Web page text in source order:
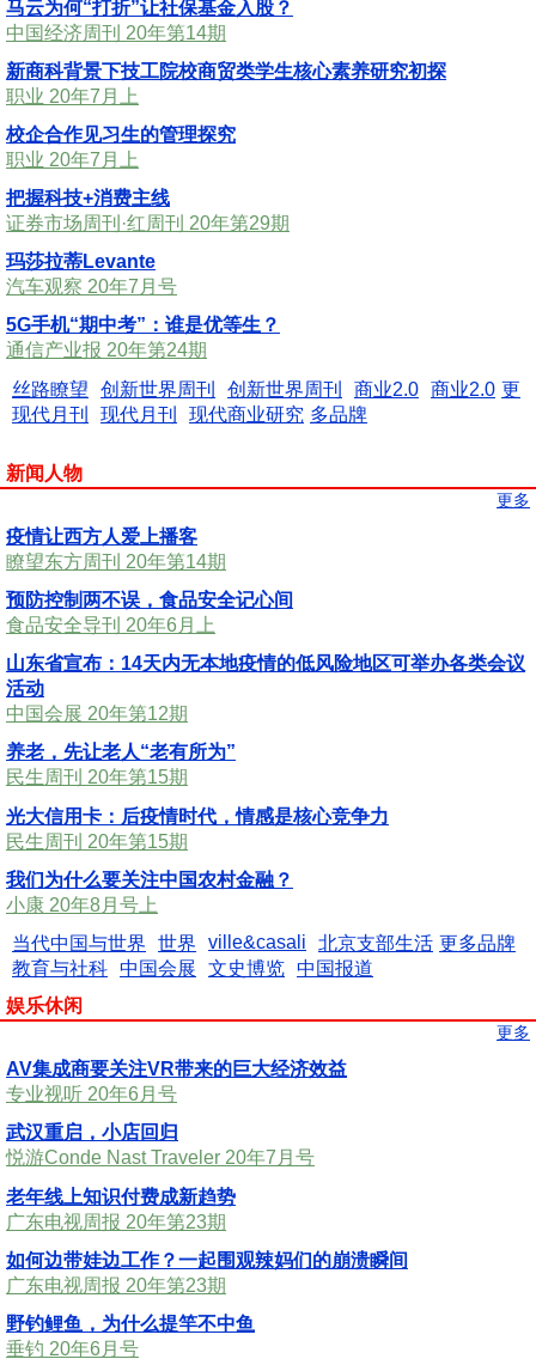
马云为何“打折”让社保基金入股？
中国经济周刊 20年第14期
新商科背景下技工院校商贸类学生核心素养研究初探
职业 20年7月上
校企合作见习生的管理探究
职业 20年7月上
把握科技+消费主线
证券市场周刊·红周刊 20年第29期
玛莎拉蒂Levante
汽车观察 20年7月号
5G手机“期中考”：谁是优等生？
通信产业报 20年第24期
丝路瞭望
创新世界周刊 创新世界周刊 商业2.0 商业2.0
现代月刊
现代月刊 现代商业研究
更
多品牌
新闻人物
更多
疫情让西方人爱上播客
瞭望东方周刊 20年第14期
预防控制两不误，食品安全记心间
食品安全导刊 20年6月上
山东省宣布：14天内无本地疫情的低风险地区可举办各类会议
活动
中国会展 20年第12期
养老，先让老人“老有所为”
民生周刊 20年第15期
光大信用卡：后疫情时代，情感是核心竞争力
民生周刊 20年第15期
我们为什么要关注中国农村金融？
小康 20年8月号上
当代中国与世界
世界 ville&casali
北京支部生活
教育与社科 中国会展 文史博览 中国报道
更多品牌
娱乐休闲
更多
AV集成商要关注VR带来的巨大经济效益
专业视听 20年6月号
武汉重启，小店回归
悦游Conde Nast Traveler 20年7月号
老年线上知识付费成新趋势
广东电视周报 20年第23期
如何边带娃边工作？一起围观辣妈们的崩溃瞬间
广东电视周报 20年第23期
野钓鲤鱼，为什么提竿不中鱼
垂钓 20年6月号